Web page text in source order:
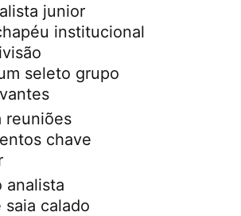
junior
institucional
seleto grupo
reuniões
chave
analista
calado